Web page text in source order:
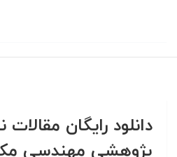
دانلود رایگان
پژوهشی مهندسی